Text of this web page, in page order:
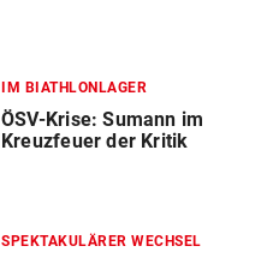
IM BIATHLONLAGER
ÖSV-Krise: Sumann im
Kreuzfeuer der Kritik
SPEKTAKULÄRER WECHSEL